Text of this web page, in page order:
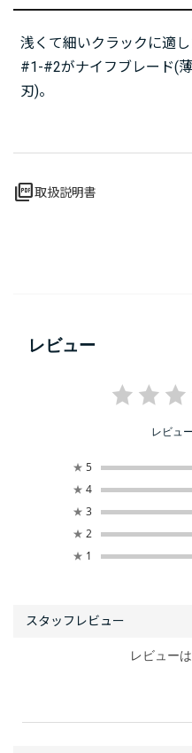
浅くて細いクラックに適
#1-#2がナイフブレード(
刃)。
picture_as_pdf取扱説明書
レビュー
レビュ
★ 5
★ 4
★ 3
★ 2
★ 1
レビュー